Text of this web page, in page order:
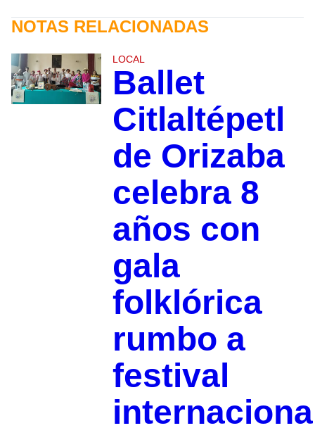
NOTAS RELACIONADAS
LOCAL
Ballet
Citlaltépetl
de Orizaba
celebra 8
años con
gala
folklórica
rumbo a
festival